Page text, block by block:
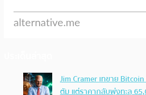
Jim Cramer เทขาย
ตัม แต่ราคากลับพุ่งทะลุ